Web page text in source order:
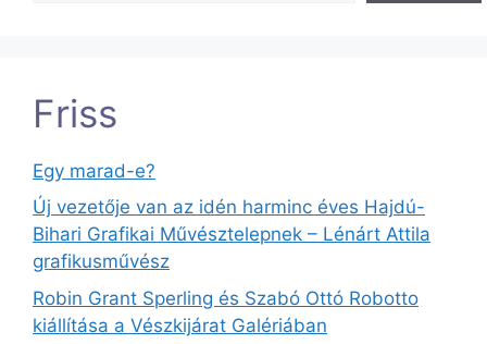
Friss
Egy marad-e?
Új vezetője van az idén harminc éves Hajdú-
Bihari Grafikai Művésztelepnek – Lénárt Attila
grafikusművész
Robin Grant Sperling és Szabó Ottó Robotto
kiállítása a Vészkijárat Galériában